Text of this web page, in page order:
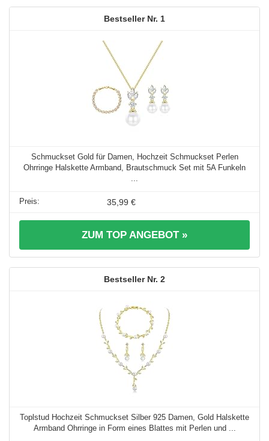
1
Schmuckset Gold für Damen, Hochzeit Schmuckset Perlen
Ohrringe Halskette Armband, Brautschmuck Set mit 5A Funkeln
...
35,99 €
ZUM TOP ANGEBOT »
2
Toplstud Hochzeit Schmuckset Silber 925 Damen, Gold Halskette
Armband Ohrringe in Form eines Blattes mit Perlen und ...